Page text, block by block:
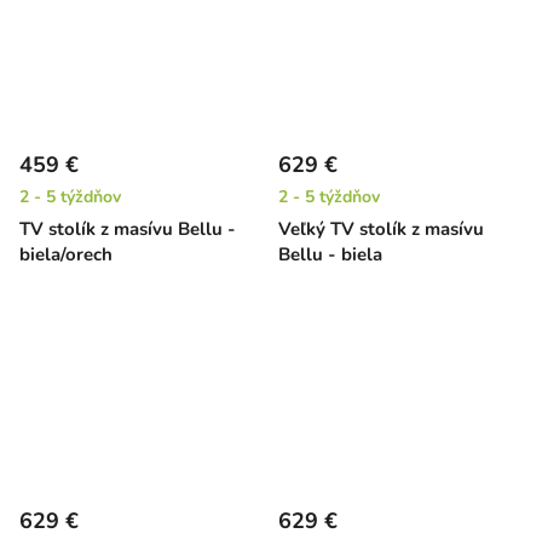
TV stolík z masívu Bellu -
biela/orech
459 €
2 - 5 týždňov
Veľký TV stolík z masívu
Bellu - biela
629 €
2 - 5 týždňov
629 € 629 €